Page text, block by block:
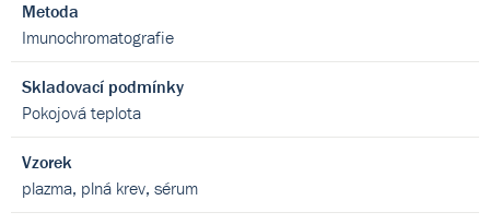
Metoda
Imunochromatografie
Skladovací podmínky
Pokojová teplota
Vzorek
plazma, plná krev, sérum